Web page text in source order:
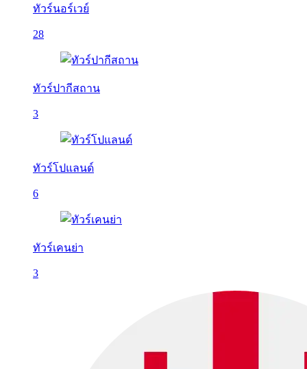
ทัวร์นอร์เวย์
28
ทัวร์ปากีสถาน
3
ทัวร์โปแลนด์
6
ทัวร์เคนย่า
3